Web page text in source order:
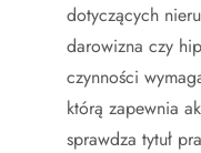
dotyczących
darowizna czy
czynności
którą zapewnia
sprawdza tytuł